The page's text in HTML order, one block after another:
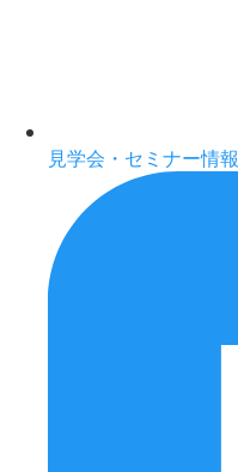
見学会・セミナー情報